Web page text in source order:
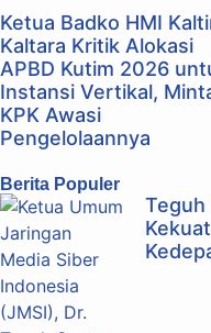
Ketua Badko HMI
Kaltara Kritik Alokasi
APBD Kutim 2026
Instansi Vertikal,
KPK Awasi
Pengelolaannya
Berita Populer
Teguh